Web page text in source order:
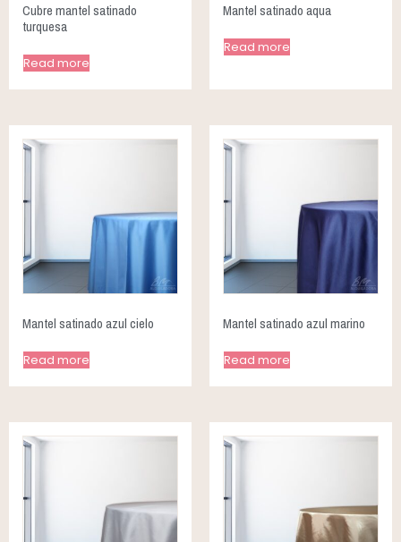
Cubre mantel satinado
turquesa
Read more
Mantel satinado aqua
Read more
Mantel satinado azul cielo
Read more
Mantel satinado azul marino
Read more